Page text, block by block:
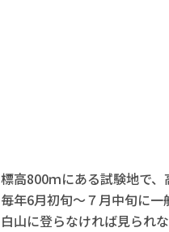
標高800ｍにある試験地で、
毎年6月初旬～７月中旬に一
白山に登らなければ見られ